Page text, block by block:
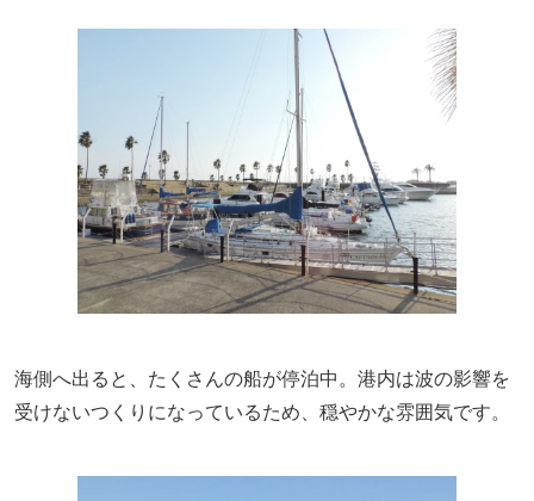
海側へ出ると、たくさんの船が停泊中。港内は波の影響を
受けないつくりになっているため、穏やかな雰囲気です。